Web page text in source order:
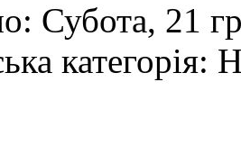
Субота, 21
категорія: